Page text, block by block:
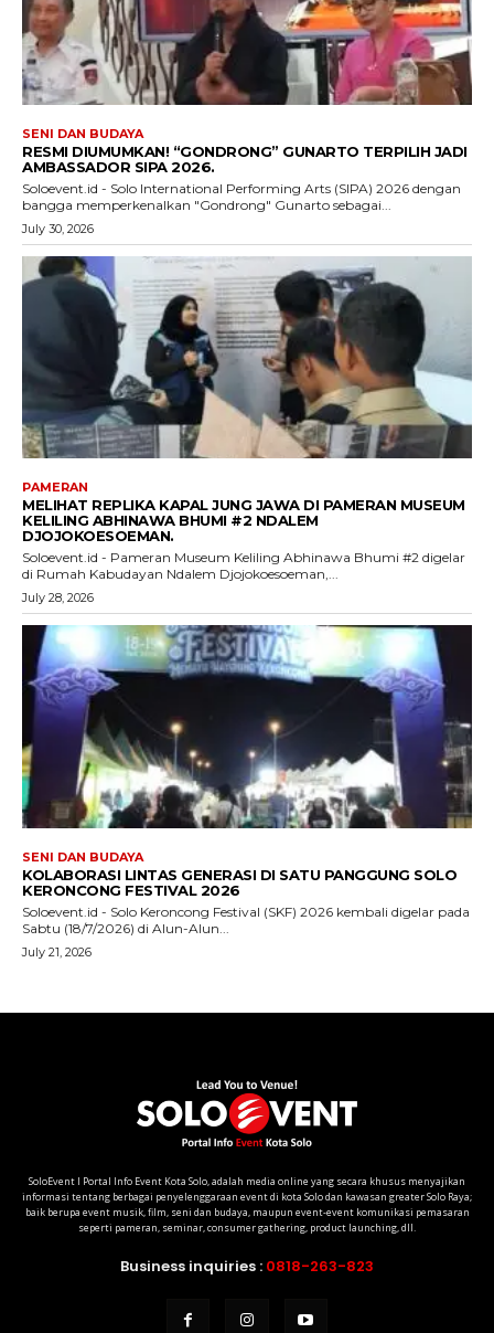
SoloEvent I Portal Info Event Kota Solo, adalah media online yang secara khusus menyajikan
informasi tentang berbagai penyelenggaraan event di kota Solo dan kawasan greater Solo Raya;
baik berupa event musik, film, seni dan budaya, maupun event-event komunikasi pemasaran
seperti pameran, seminar, consumer gathering, product launching, dll.
Business inquiries : 0818-263-823